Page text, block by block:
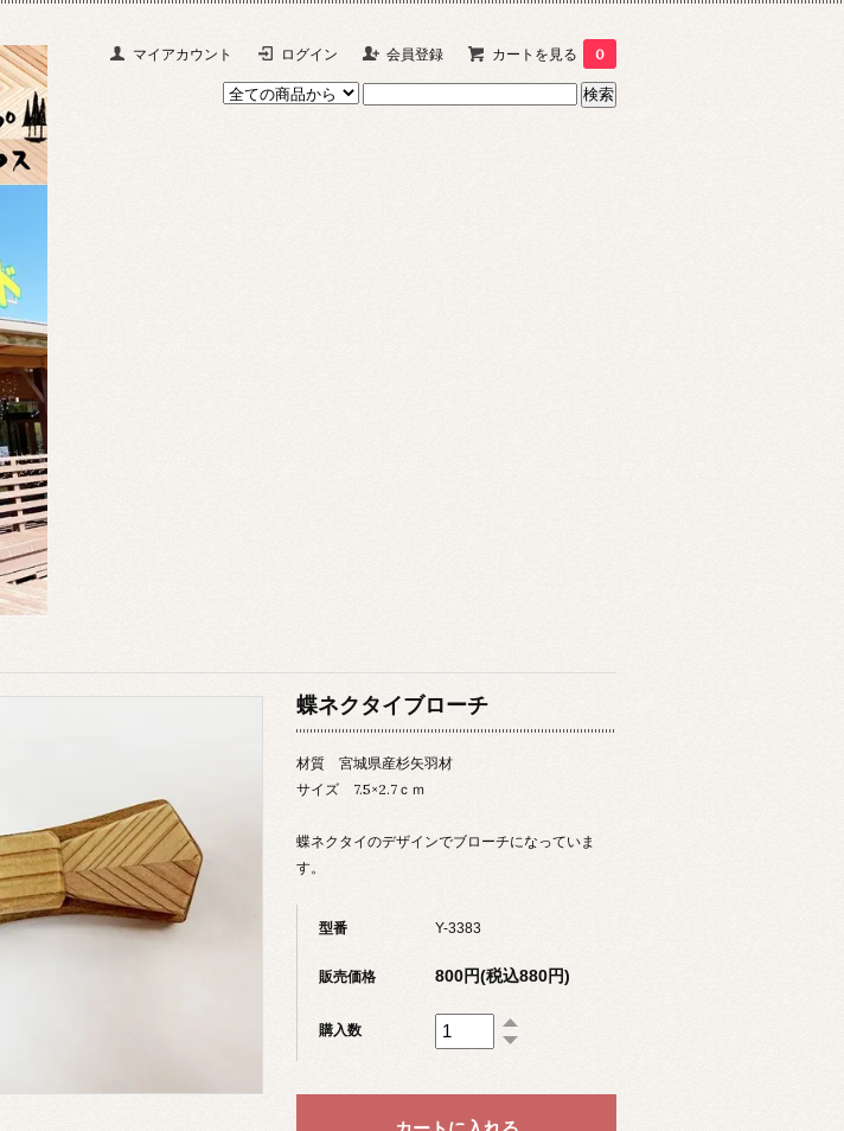
マイアカウント ログイン 会員登録 カートを見る 0
蝶ネクタイブローチ
材質 宮城県産杉矢羽材
サイズ 7.5×2.7ｃｍ
蝶ネクタイのデザインでブローチになっていま
す。
型番 Y-3383
販売価格 800円(税込880円)
購入数